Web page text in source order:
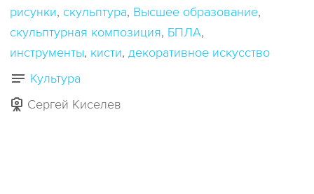
рисунки скульптура Высшее образование
скульптурная композиция БПЛА
инструменты кисти декоративное искусство
Культура
Сергей Киселев